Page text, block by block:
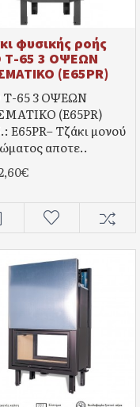
φυσικής ροής
Τ-65 3 ΟΨΕΩΝ
(E65PR)
Τ-65 3 ΟΨΕΩΝ
(E65PR)
E65PR– Τζάκι μονού
αποτε..